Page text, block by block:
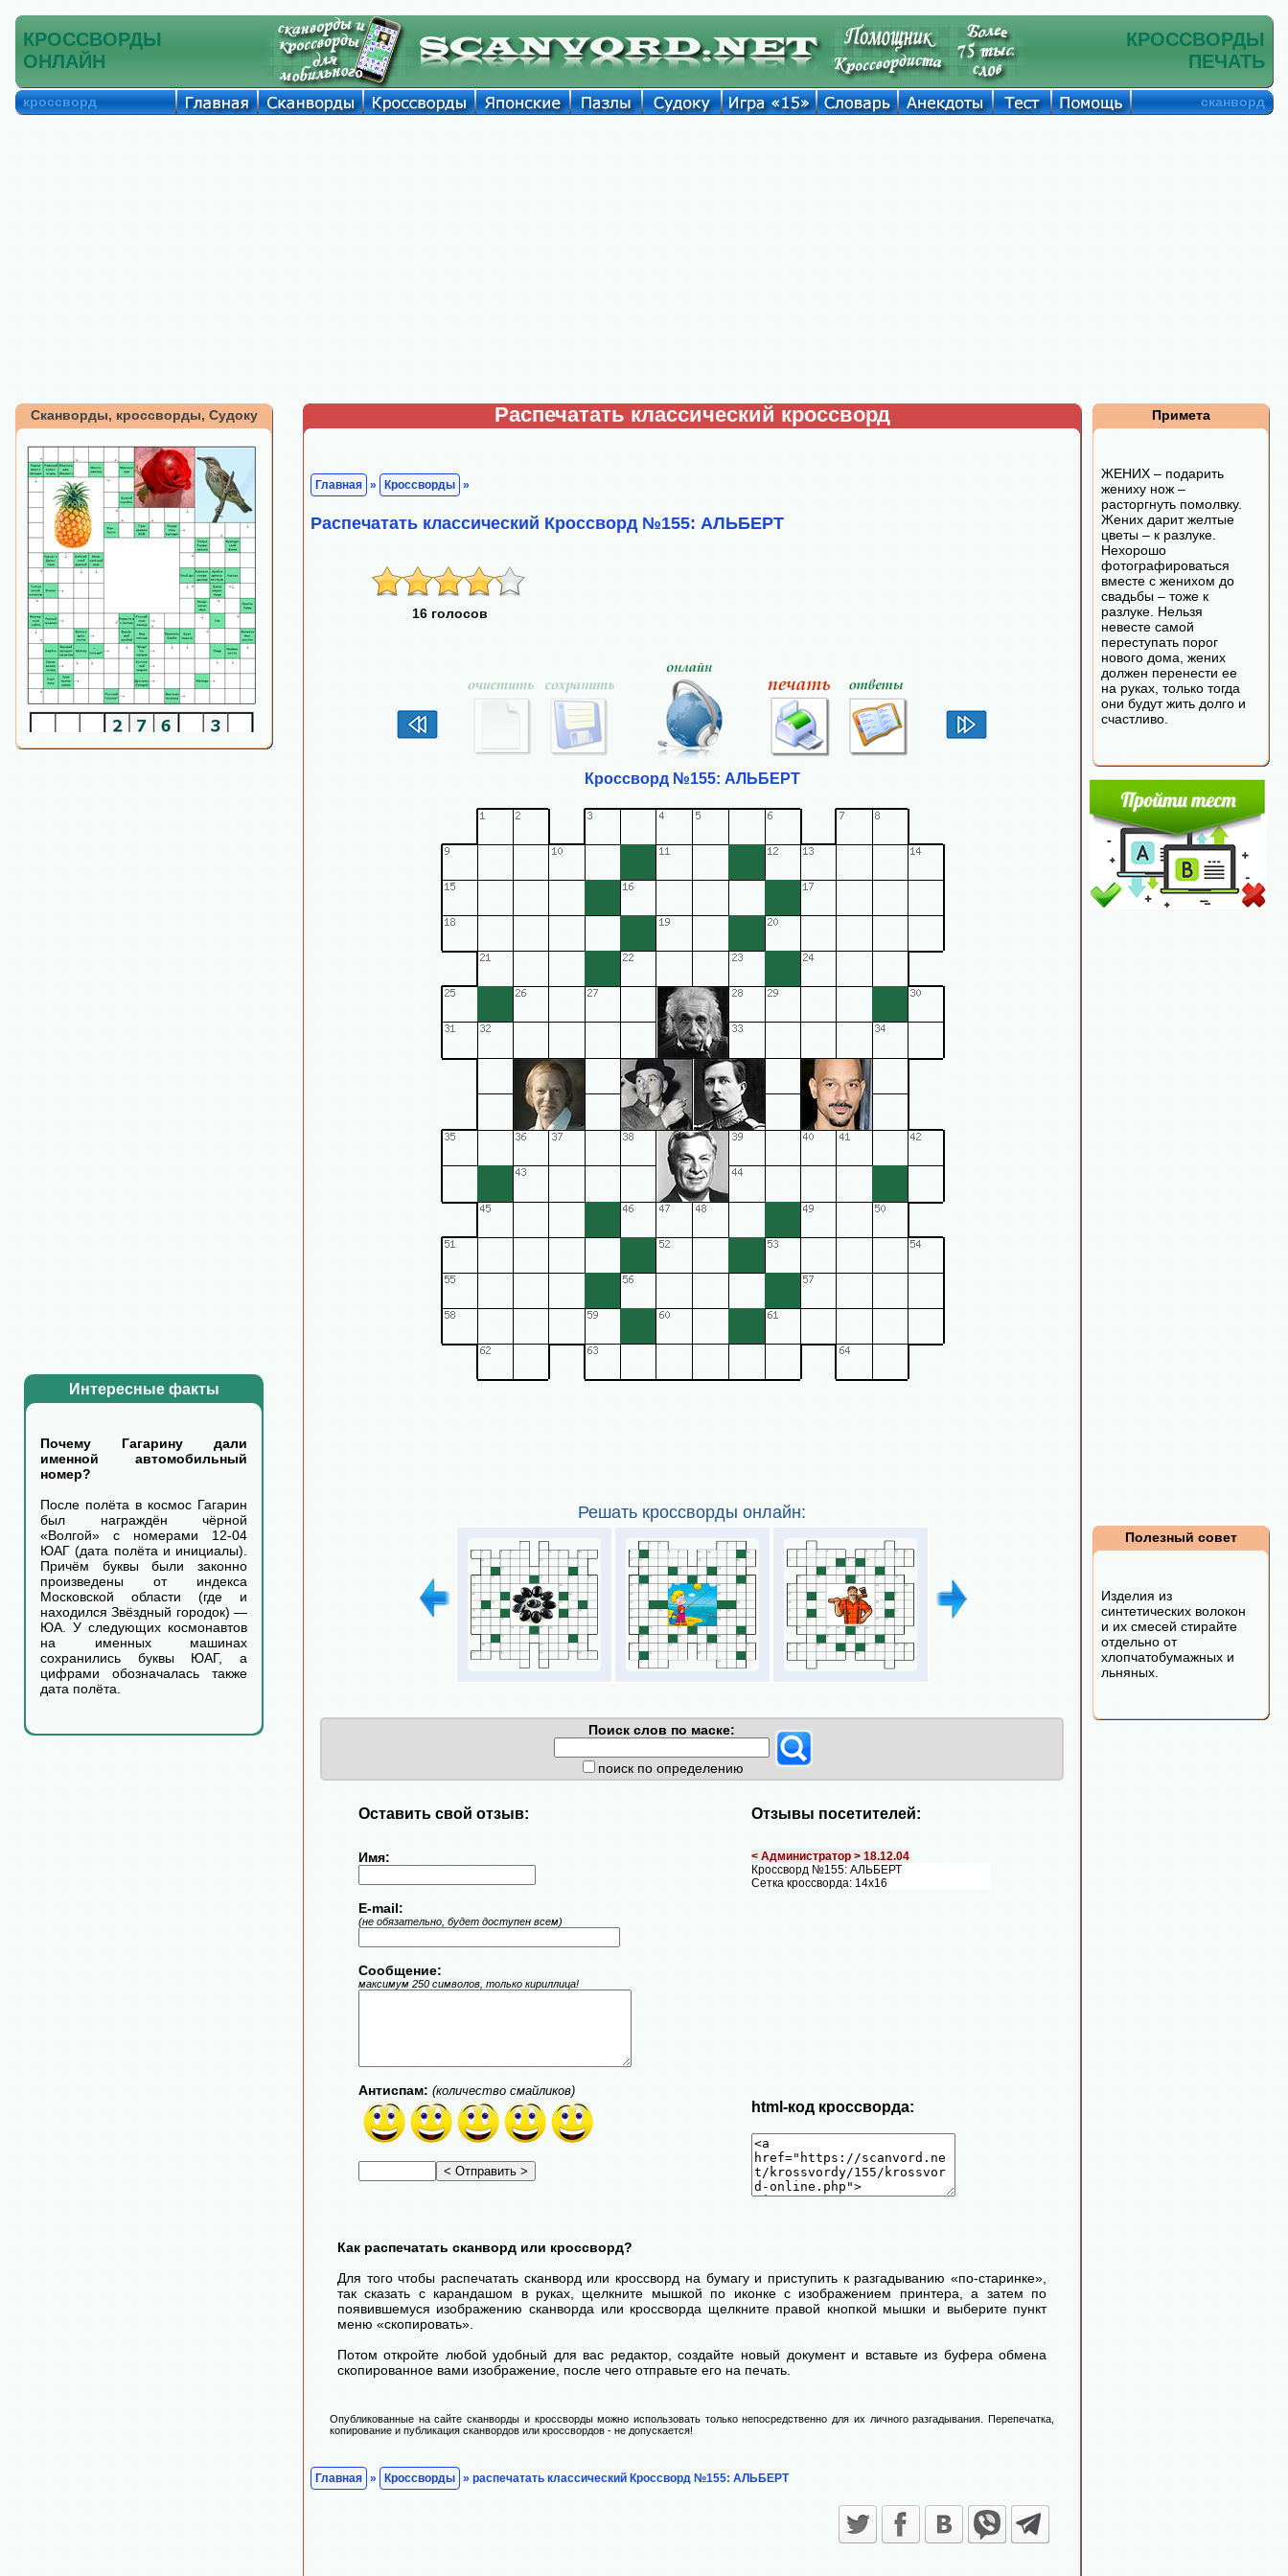
КРОССВОРДЫ
ОНЛАЙН
КРОССВОРДЫ
ПЕЧАТЬ
кроссворд сканворд
Сканворды, кроссворды, Судоку
Интересные факты
Почему Гагарину дали
именной автомобильный
номер?
После полёта в космос Гагарин
был награждён чёрной
«Волгой» с номерами 12-04
ЮАГ (дата полёта и инициалы).
Причём буквы были законно
произведены от индекса
Московской области (где и
находился Звёздный городок) —
ЮА. У следующих космонавтов
на именных машинах
сохранились буквы ЮАГ, а
цифрами обозначалась также
дата полёта.
Распечатать классический кроссворд
Главная » Кроссворды »
Распечатать классический Кроссворд №155: АЛЬБЕРТ
16 голосов
Кроссворд №155: АЛЬБЕРТ
Решать кроссворды онлайн:
Поиск слов по маске:
поиск по определению
Оставить свой отзыв: Отзывы посетителей:
Имя:
E-mail:
(не обязательно, будет доступен всем)
Сообщение:
максимум 250 символов, только кириллица!
Антиспам: (количество смайликов)
< Администратор > 18.12.04
Кроссворд №155: АЛЬБЕРТ
Сетка кроссворда: 14х16
html-код кроссворда:
Как распечатать сканворд или кроссворд?
Для того чтобы распечатать сканворд или кроссворд на бумагу и приступить к разгадыванию «по-старинке»,
так сказать с карандашом в руках, щелкните мышкой по иконке с изображением принтера, а затем по
появившемуся изображению сканворда или кроссворда щелкните правой кнопкой мышки и выберите пункт
меню «скопировать».
Потом откройте любой удобный для вас редактор, создайте новый документ и вставьте из буфера обмена
скопированное вами изображение, после чего отправьте его на печать.
Опубликованные на сайте сканворды и кроссворды можно использовать только непосредственно для их личного разгадывания. Перепечатка,
копирование и публикация сканвордов или кроссвордов - не допускается!
Главная » Кроссворды » распечатать классический Кроссворд №155: АЛЬБЕРТ
Примета
ЖЕНИХ – подарить
жениху нож –
расторгнуть помолвку.
Жених дарит желтые
цветы – к разлуке.
Нехорошо
фотографироваться
вместе с женихом до
свадьбы – тоже к
разлуке. Нельзя
невесте самой
переступать порог
нового дома, жених
должен перенести ее
на руках, только тогда
они будут жить долго и
счастливо.
Полезный совет
Изделия из
синтетических волокон
и их смесей стирайте
отдельно от
хлопчатобумажных и
льняных.